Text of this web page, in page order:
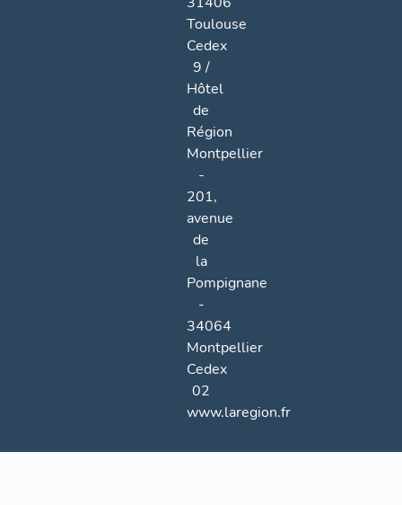
Toulouse
Cedex
9 /
Hôtel
de
Région
Montpellier
-
201,
avenue
de
la
Pompignane
-
34064
Montpellier
Cedex
02
www.laregion.fr